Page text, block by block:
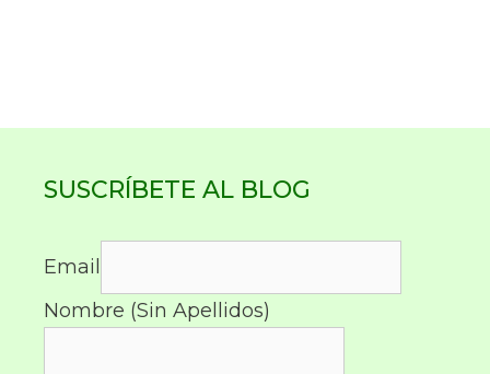
SUSCRÍBETE AL BLOG
Email
Nombre (Sin Apellidos)